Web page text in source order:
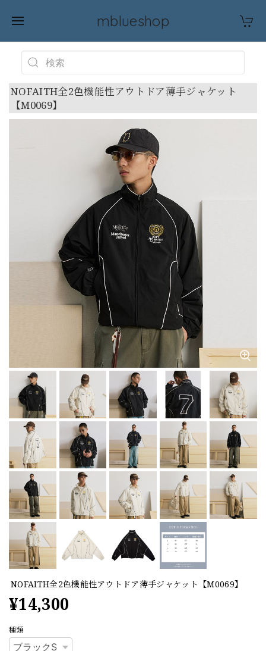
mblueshop
NOFAITH全2色機能性アウトドア薄手ジャケット
【M0069】
NOFAITH全2色機能性アウトドア薄手ジャケット【M0069】
¥14,300
種類